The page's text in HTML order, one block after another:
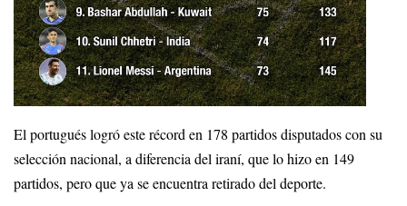
El portugués logró este récord en 178 partidos disputados con su
selección nacional, a diferencia del iraní, que lo hizo en 149
partidos, pero que ya se encuentra retirado del deporte.